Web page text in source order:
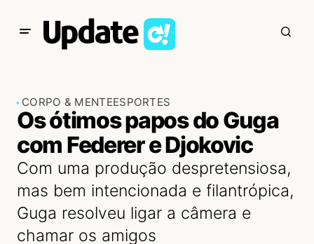
CORPO & MENTEESPORTES
Os ótimos papos do Guga
com Federer e Djokovic
Com uma produção despretensiosa,
mas bem intencionada e filantrópica,
Guga resolveu ligar a câmera e
chamar os amigos